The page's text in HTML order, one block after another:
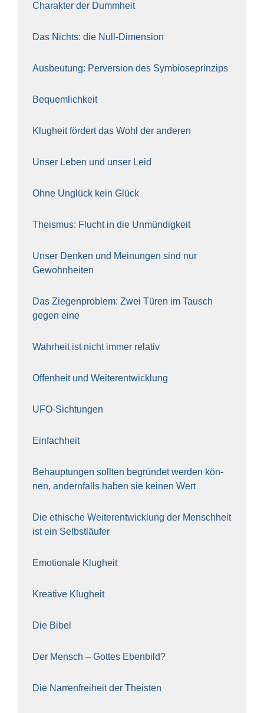
Cha­rak­ter der Dumm­heit
Das Nichts: die Null-Dimen­si­on
Aus­beu­tung: Per­ver­si­on des Sym­bio­se­prin­zips
Bequem­lich­keit
Klug­heit för­dert das Wohl der ande­ren
Unser Leben und unser Leid
Ohne Unglück kein Glück
The­is­mus: Flucht in die Unmün­dig­keit
Unser Den­ken und Mei­nun­gen sind nur
Gewohn­hei­ten
Das Zie­gen­pro­blem: Zwei Türen im Tausch
gegen eine
Wahr­heit ist nicht immer rela­tiv
Offen­heit und Wei­ter­ent­wick­lung
UFO-Sich­tun­gen
Ein­fach­heit
Behaup­tun­gen soll­ten begrün­det wer­den kön­
nen, andern­falls haben sie kei­nen Wert
Die ethi­sche Wei­ter­ent­wick­lung der Mensch­heit
ist ein Selbst­läu­fer
Emo­tio­na­le Klug­heit
Krea­ti­ve Klug­heit
Die Bibel
Der Mensch – Got­tes Eben­bild?
Die Nar­ren­frei­heit der The­is­ten